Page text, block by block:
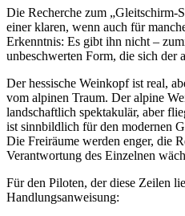
Die Recherche zum „Gleitschirm-
einer klaren, wenn auch für
Erkenntnis: Es gibt ihn nicht –
unbeschwerten Form, die sich der
Der hessische Weinkopf ist real,
vom alpinen Traum. Der alpine
landschaftlich spektakulär, aber
ist sinnbildlich für den modernen
Die Freiräume werden enger, die
Verantwortung des Einzelnen
Für den Piloten, der diese Zeilen
Handlungsanweisung: